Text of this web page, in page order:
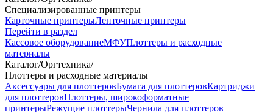
Специализированные принтеры
Карточные принтерыЛенточные принтеры
Перейти в раздел
Кассовое оборудованиеМФУПлоттеры и расходные
материалы
Каталог/Оргтехника/
Плоттеры и расходные материалы
Аксессуары для плоттеровБумага для плоттеровКартриджи
для плоттеровПлоттеры, широкоформатные
принтерыРежущие плоттерыЧернила для плоттеров